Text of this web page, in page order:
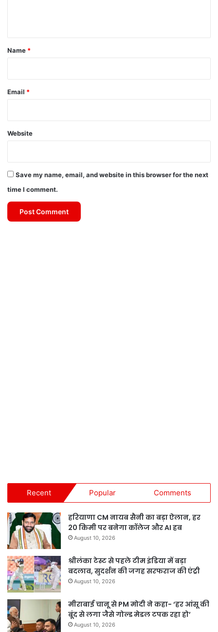
*
Name *
Email *
Website
Save my name, email, and website in this browser for the next
time I comment.
Recent Popular Comments
हरियाणा CM नायब सैनी का बड़ा ऐलान, हर
20 किमी पर बनेगा कॉलेज और AI हब
August 10, 2026
श्रीलंका टेस्ट से पहले टीम इंडिया में बड़ा
बदलाव, सुदर्शन की जगह सरफराज की एंट्री
August 10, 2026
मीराबाई चानू से PM मोदी ने कहा- ‘हर आंसू की
बूंद से लगा जैसे गोल्ड मेडल टपक रहा हो’
August 10, 2026